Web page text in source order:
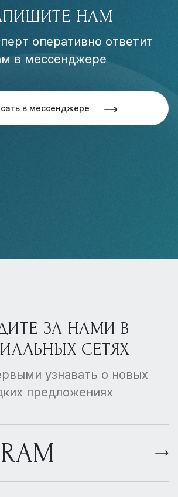
НАМ
оперативно ответит
в мессенджере
в мессенджере
ЗА НАМИ В
СЕТЯХ
узнавать о новых
предложениях